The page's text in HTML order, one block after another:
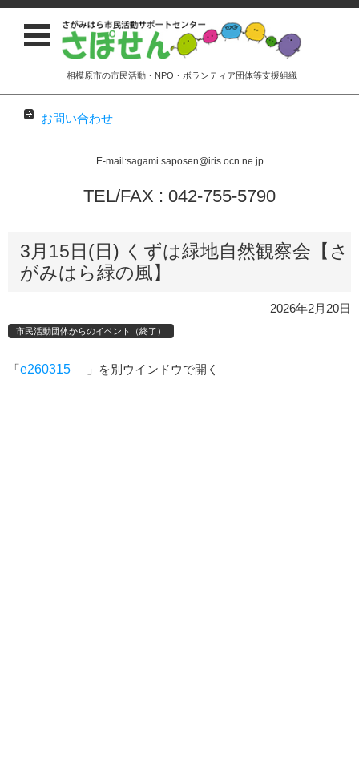
相模原市の市民活動・NPO・ボランティア団体等支援組織
お問い合わせ
E-mail:sagami.saposen@iris.ocn.ne.jp
TEL/FAX : 042-755-5790
コンテンツに移動
3月15日(日) くずは緑地自然観察会【さ
がみはら緑の風】
2026年2月20日
市民活動団体からのイベント（終了）
「e260315 」を別ウインドウで開く